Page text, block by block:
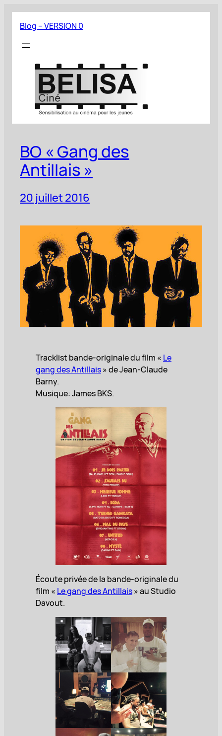
Aller
contenu
Blog – VERSION 0
BO « Gang des
Antillais »
20 juillet 2016
Tracklist bande-originale du film « Le
gang des Antillais» de Jean-Claude
Barny.
Musique: James BKS.
Écoute privée de la bande-originale du
film « Le gang des Antillais» au Studio
Davout.